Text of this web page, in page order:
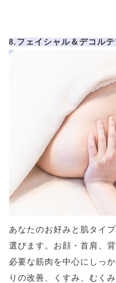
8.フェイシャル＆デコル
あなたのお好みと肌タイ
選びます。お顔・首肩、
必要な筋肉を中心にしっ
りの改善、くすみ、むく